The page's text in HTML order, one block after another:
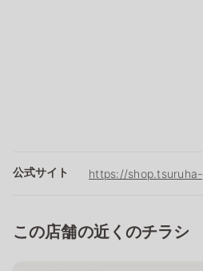
公式サイト https://
この店舗の近くのチラシ